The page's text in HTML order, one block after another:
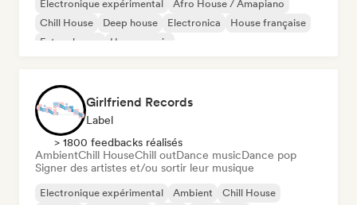
Electronique expérimental
Afro House / Amapiano
Chill House
Deep house Electronica
House française
Future house
House music
Girlfriend Records
Label
> 1800 feedbacks réalisés
AmbientChill HouseChill outDance musicDance pop
Signer des artistes et/ou sortir leur musique
Electronique expérimental Ambient
Chill House